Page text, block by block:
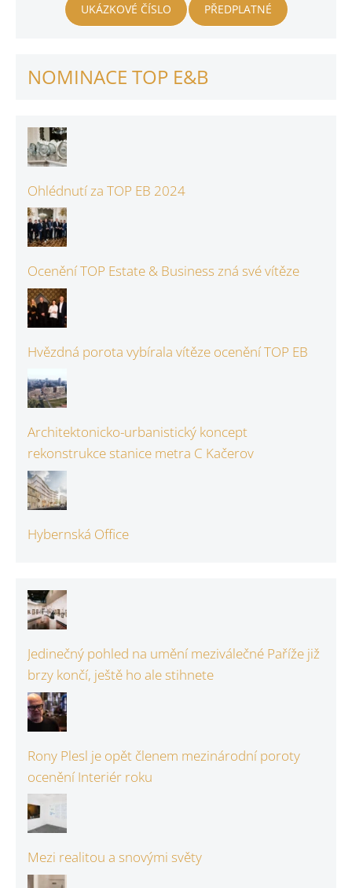
UKÁZKOVÉ ČÍSLO PŘEDPLATNÉ
NOMINACE TOP E&B
Ohlédnutí za TOP EB 2024
Ocenění TOP Estate & Business zná své vítěze
Hvězdná porota vybírala vítěze ocenění TOP EB
Architektonicko-urbanistický koncept
rekonstrukce stanice metra C Kačerov
Hybernská Office
Jedinečný pohled na umění meziválečné Paříže již
brzy končí, ještě ho ale stihnete
Rony Plesl je opět členem mezinárodní poroty
ocenění Interiér roku
Mezi realitou a snovými světy